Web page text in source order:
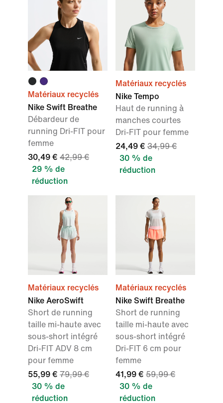
Matériaux recyclés
Nike Swift Breathe
Débardeur de
running Dri-FIT pour
femme
30,49 € 42,99 €
29 % de
réduction
Matériaux recyclés
Nike Tempo
Haut de running à
manches courtes
Dri-FIT pour femme
24,49 € 34,99 €
30 % de
réduction
Matériaux recyclés
Nike AeroSwift
Short de running
taille mi-haute avec
sous-short intégré
Dri-FIT ADV 8 cm
pour femme
55,99 € 79,99 €
30 % de
réduction
Matériaux recyclés
Nike Swift Breathe
Short de running
taille mi-haute avec
sous-short intégré
Dri-FIT 6 cm pour
femme
41,99 € 59,99 €
30 % de
réduction